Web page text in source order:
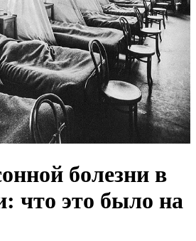
болезни в
что это было на